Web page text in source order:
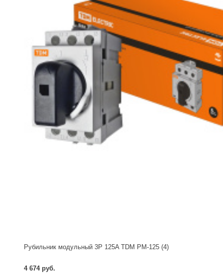
Рубильник модульный 3P 125A TDM РМ-125 (4)
4 674 руб.